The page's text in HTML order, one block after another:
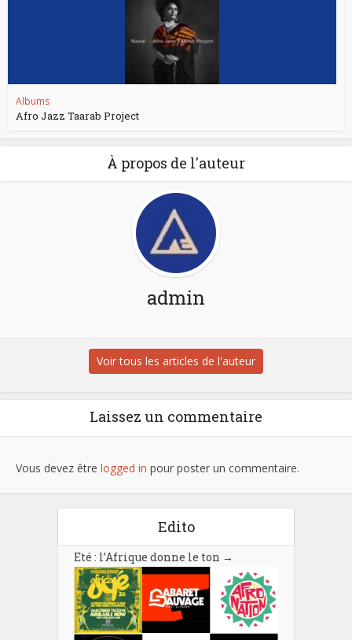
Albums
Afro Jazz Taarab Project
À propos de l'auteur
admin
Voir tous les articles de l'auteur
Laissez un commentaire
Vous devez être logged in pour poster un commentaire.
Edito
Eté : l’Afrique donne le ton →